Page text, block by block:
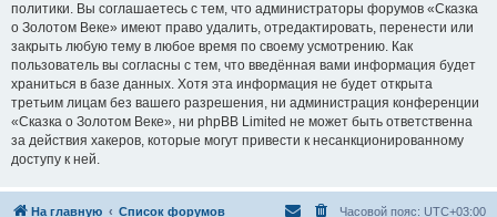
политики. Вы соглашаетесь с тем, что администраторы форумов «Сказка
о Золотом Веке» имеют право удалить, отредактировать, перенести или
закрыть любую тему в любое время по своему усмотрению. Как
пользователь вы согласны с тем, что введённая вами информация будет
храниться в базе данных. Хотя эта информация не будет открыта
третьим лицам без вашего разрешения, ни администрация конференции
«Сказка о Золотом Веке», ни phpBB Limited не может быть ответственна
за действия хакеров, которые могут привести к несанкционированному
доступу к ней.
На главную Список форумов Часовой пояс: UTC+03:00